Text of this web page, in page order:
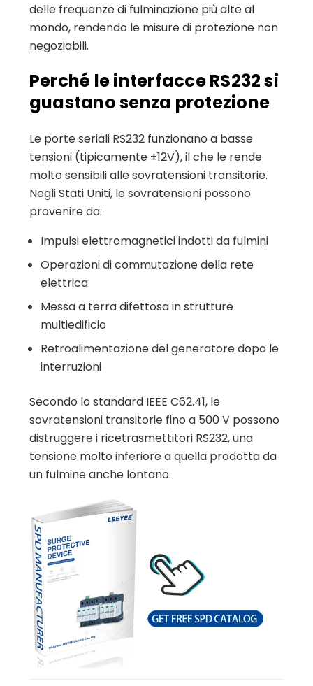
delle frequenze di fulminazione più alte al
mondo, rendendo le misure di protezione non
negoziabili.
Perché le interfacce RS232 si
guastano senza protezione
Le porte seriali RS232 funzionano a basse
tensioni (tipicamente ±12V), il che le rende
molto sensibili alle sovratensioni transitorie.
Negli Stati Uniti, le sovratensioni possono
provenire da:
Impulsi elettromagnetici indotti da fulmini
Operazioni di commutazione della rete
elettrica
Messa a terra difettosa in strutture
multiedificio
Retroalimentazione del generatore dopo le
interruzioni
Secondo lo standard IEEE C62.41, le
sovratensioni transitorie fino a 500 V possono
distruggere i ricetrasmettitori RS232, una
tensione molto inferiore a quella prodotta da
un fulmine anche lontano.